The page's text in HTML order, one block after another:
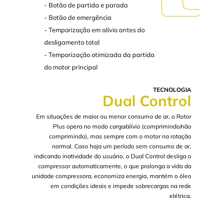
- Botão de partida e parada
- Botão de emergência
- Temporização em alívio antes do
desligamento total
- Temporização otimizada da partida
do motor principal
TECNOLOGIA
Dual Control
Em situações de maior ou menor consumo de ar, o Rotor
Plus opera no modo carga/alívio (comprimindo/não
comprimindo), mas sempre com o motor na rotação
normal. Caso haja um período sem consumo de ar,
indicando inatividade do usuário, o Dual Control desliga o
compressor automaticamente, o que prolonga a vida da
unidade compressora, economiza energia, mantém o óleo
em condições ideais e impede sobrecargas na rede
elétrica.